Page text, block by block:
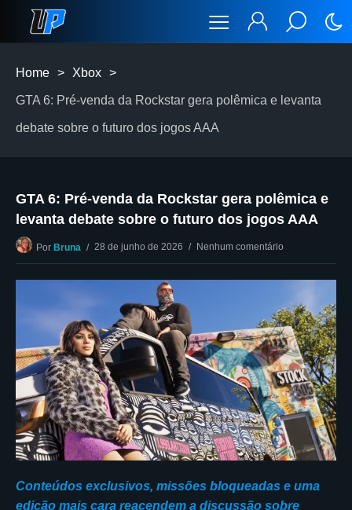
Home > Xbox >
GTA 6: Pré-venda da Rockstar gera polêmica e levanta
debate sobre o futuro dos jogos AAA
GTA 6: Pré-venda da Rockstar gera polêmica e
levanta debate sobre o futuro dos jogos AAA
Por Bruna 28 de junho de 2026 Nenhum comentário
Conteúdos exclusivos, missões bloqueadas e uma
edição mais cara reacendem a discussão sobre